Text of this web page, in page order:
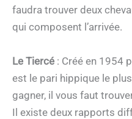
faudra trouver deux
qui composent l’arrivée.
Le Tiercé : Créé en 1954
est le pari hippique le
gagner, il vous faut
Il existe deux rapports